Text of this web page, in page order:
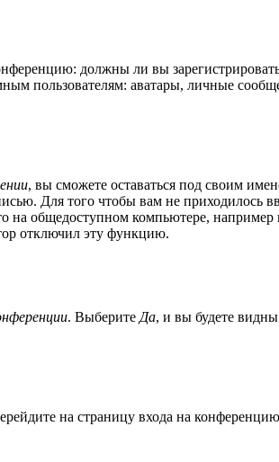
должны ли вы
пользователям: аватары, личные
, вы сможете оставаться под своим
Для того чтобы вам не приходилось
общедоступном компьютере,
отключил эту функцию.
. Выберите Да, и вы будете
на страницу входа на